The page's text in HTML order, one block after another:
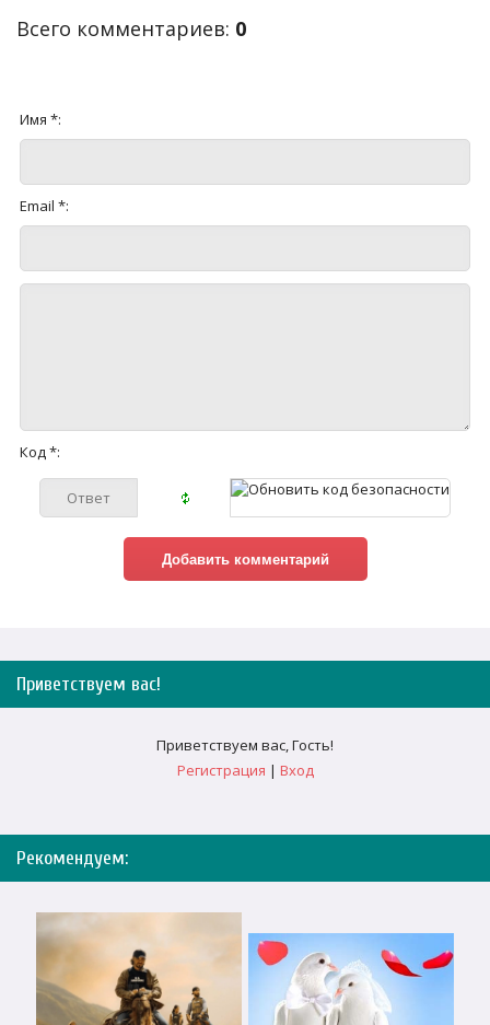
Всего комментариев: 0
Имя *:
Email *:
Код *:
Приветствуем вас!
Приветствуем вас,Гость!
Регистрация | Вход
Рекомендуем: